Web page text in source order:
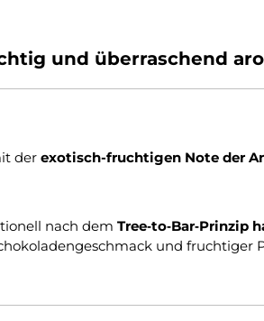
und überraschend
der exotisch-fruchtigen Note der
nach dem
und fruchtiger